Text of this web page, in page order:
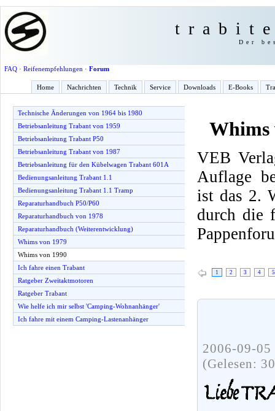
Der
FAQ· Reifenempfehlungen · Forum
Home Nachrichten Technik Service Downloads E-Books
Technische Änderungen von 1964 bis 1980
Betriebsanleitung Trabant von 1959
Betriebsanleitung Trabant P50
Betriebsanleitung Trabant von 1987
Betriebsanleitung für den Kübelwagen Trabant 601A
Bedienungsanleitung Trabant 1.1
Bedienungsanleitung Trabant 1.1 Tramp
Reparaturhandbuch P50/P60
Reparaturhandbuch von 1978
Reparaturhandbuch (Weiterentwicklung)
Whims von 1979
Whims von 1990
Ich fahre einen Trabant
Ratgeber Zweitaktmotoren
Ratgeber Trabant
Wie helfe ich mir selbst 'Camping-Wohnanhänger'
Ich fahre mit einem Camping-Lastenanhänger
Whims
VEB
Auflage
ist das 2.
durch die
1 2 3 4 5
2006-09-
(Gelesen: